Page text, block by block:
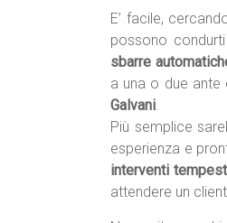
E’ facile,
possono
sbarre
a una o due ante
Galvani.
Più semplice
esperienza e
interventi
attendere un